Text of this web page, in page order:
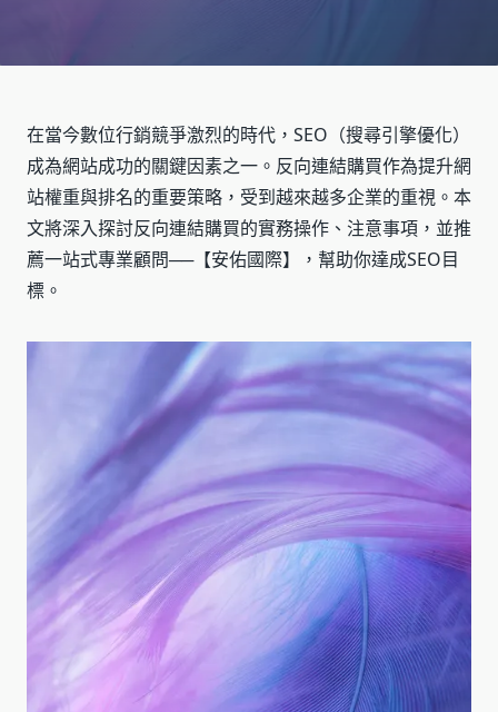
在當今數位行銷競爭激烈的時代，SEO（搜尋引擎優化）
成為網站成功的關鍵因素之一。反向連結購買作為提升網
站權重與排名的重要策略，受到越來越多企業的重視。本
文將深入探討反向連結購買的實務操作、注意事項，並推
薦一站式專業顧問──【安佑國際】，幫助你達成SEO目
標。